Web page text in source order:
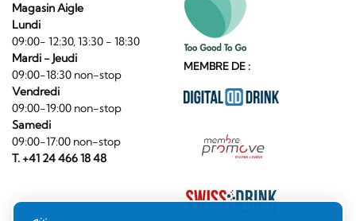
Magasin Aigle
Lundi
09:00- 12:30, 13:30 - 18:30
Mardi - Jeudi
09:00-18:30 non-stop
Vendredi
09:00-19:00 non-stop
Samedi
09:00-17:00 non-stop
T. +41 24 466 18 48
MEMBRE DE :